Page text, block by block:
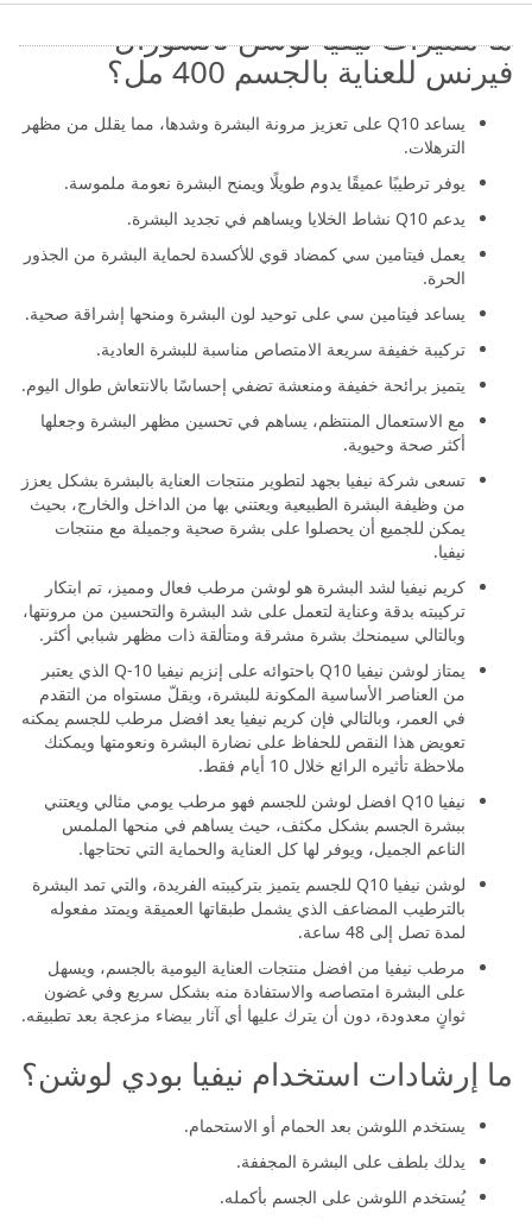
ما مميزات نيفيا لوشن ناتشورال
فيرنس للعناية بالجسم 400 مل؟
يساعد Q10 على تعزيز مرونة البشرة وشدها، مما يقلل من مظهر
الترهلات.
يوفر ترطيبًا عميقًا يدوم طويلًا ويمنح البشرة نعومة ملموسة.
يدعم Q10 نشاط الخلايا ويساهم في تجديد البشرة.
يعمل فيتامين سي كمضاد قوي للأكسدة لحماية البشرة من الجذور
الحرة.
يساعد فيتامين سي على توحيد لون البشرة ومنحها إشراقة صحية.
تركيبة خفيفة سريعة الامتصاص مناسبة للبشرة العادية.
يتميز برائحة خفيفة ومنعشة تضفي إحساسًا بالانتعاش طوال اليوم.
مع الاستعمال المنتظم، يساهم في تحسين مظهر البشرة وجعلها
أكثر صحة وحيوية.
تسعى شركة نيفيا بجهد لتطوير منتجات العناية بالبشرة بشكل يعزز
من وظيفة البشرة الطبيعية ويعتني بها من الداخل والخارج، بحيث
يمكن للجميع أن يحصلوا على بشرة صحية وجميلة مع منتجات
نيفيا.
كريم نيفيا لشد البشرة هو لوشن مرطب فعال ومميز، تم ابتكار
تركيبته بدقة وعناية لتعمل على شد البشرة والتحسين من مرونتها،
وبالتالي سيمنحك بشرة مشرقة ومتألقة ذات مظهر شبابي أكثر.
يمتاز لوشن نيفيا Q10 باحتوائه على إنزيم نيفيا Q-10 الذي يعتبر
من العناصر الأساسية المكونة للبشرة، ويقلّ مستواه من التقدم
في العمر، وبالتالي فإن كريم نيفيا يعد افضل مرطب للجسم يمكنه
تعويض هذا النقص للحفاظ على نضارة البشرة ونعومتها ويمكنك
ملاحظة تأثيره الرائع خلال 10 أيام فقط.
نيفيا Q10 افضل لوشن للجسم فهو مرطب يومي مثالي ويعتني
ببشرة الجسم بشكل مكثف، حيث يساهم في منحها الملمس
الناعم الجميل، ويوفر لها كل العناية والحماية التي تحتاجها.
لوشن نيفيا Q10 للجسم يتميز بتركيبته الفريدة، والتي تمد البشرة
بالترطيب المضاعف الذي يشمل طبقاتها العميقة ويمتد مفعوله
لمدة تصل إلى 48 ساعة.
مرطب نيفيا من افضل منتجات العناية اليومية بالجسم، ويسهل
على البشرة امتصاصه والاستفادة منه بشكل سريع وفي غضون
ثوانٍ معدودة، دون أن يترك عليها أي آثار بيضاء مزعجة بعد تطبيقه.
ما إرشادات استخدام نيفيا بودي لوشن؟
يستخدم اللوشن بعد الحمام أو الاستحمام.
يدلك بلطف على البشرة المجففة.
يُستخدم اللوشن على الجسم بأكمله.